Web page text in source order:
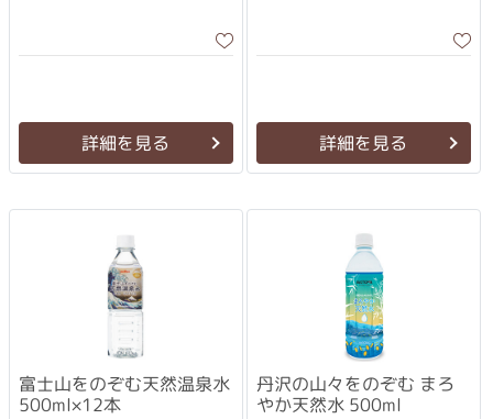
詳細を見る 詳細を見る
富士山をのぞむ天然温泉水
500ml×12本
丹沢の山々をのぞむ まろ
やか天然水 500ml